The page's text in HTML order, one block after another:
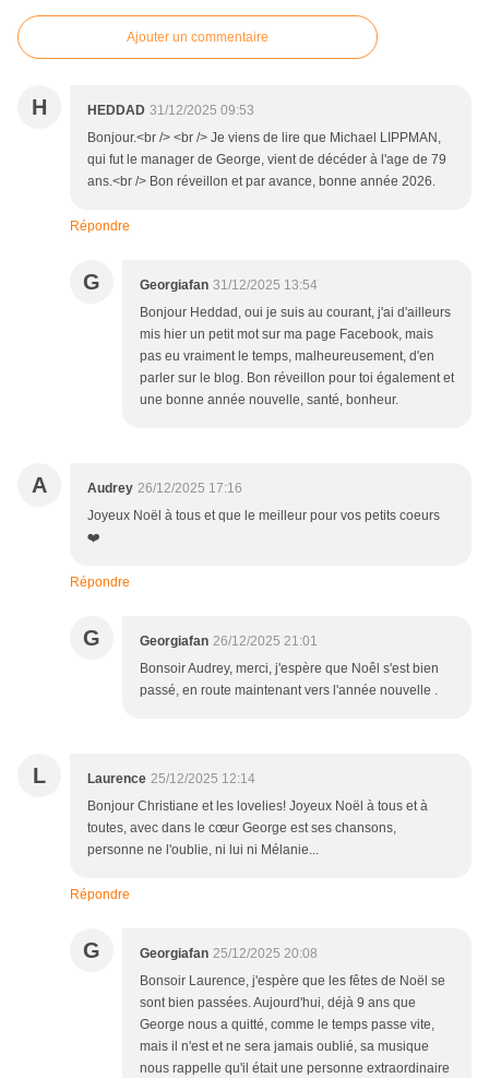
Ajouter un commentaire
H HEDDAD 31/12/2025 09:53
Bonjour.<br /> <br /> Je viens de lire que Michael LIPPMAN,
qui fut le manager de George, vient de décéder à l'age de 79
ans.<br /> Bon réveillon et par avance, bonne année 2026.
Répondre
G Georgiafan 31/12/2025 13:54
Bonjour Heddad, oui je suis au courant, j'ai d'ailleurs
mis hier un petit mot sur ma page Facebook, mais
pas eu vraiment le temps, malheureusement, d'en
parler sur le blog. Bon réveillon pour toi également et
une bonne année nouvelle, santé, bonheur.
A Audrey 26/12/2025 17:16
Joyeux Noël à tous et que le meilleur pour vos petits coeurs
❤️
Répondre
G Georgiafan 26/12/2025 21:01
Bonsoir Audrey, merci, j'espère que Noêl s'est bien
passé, en route maintenant vers l'année nouvelle .
L Laurence 25/12/2025 12:14
Bonjour Christiane et les lovelies! Joyeux Noël à tous et à
toutes, avec dans le cœur George est ses chansons,
personne ne l'oublie, ni lui ni Mélanie...
Répondre
G Georgiafan 25/12/2025 20:08
Bonsoir Laurence, j'espère que les fêtes de Noël se
sont bien passées. Aujourd'hui, déjà 9 ans que
George nous a quitté, comme le temps passe vite,
mais il n'est et ne sera jamais oublié, sa musique
nous rappelle qu'il était une personne extraordinaire